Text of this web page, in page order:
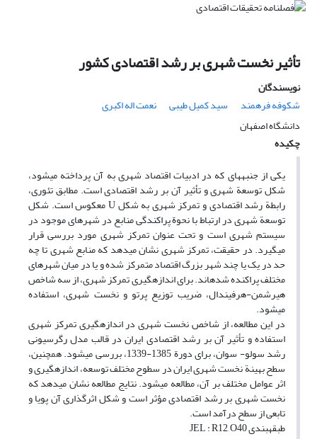
تأثیر نخست شهری بر رشد اقتصادی کشور
نویسندگان
شکوفه فرهمند
سید کمیل طیبی
نعمت اله اکبری
دانشگاه اصفهان
چکیده
یکی از جنبه‎های که در ادبیات اقتصاد شهری به آن پرداخته می‎شود،
شکل توسعة شهری و تأثیر آن بر رشد اقتصادی است. مطابق تئوری،
رابطة رشد اقتصادی و تمرکز شهری به شکل U معکوس است. شکل
توسعة شهری در ارتباط با نحوة پراکندگی منابع در شهرهای موجود در
سیستم شهری است و تحت عنوان تمرکز شهری مورد بررسی قرار
می‎گیرد. در حقیقت، تمرکز شهری نشان می‎دهد که منابع شهری تا چه
حد در یک یا چند شهر بزرگ اقتصاد متمرکز شده و یا در میان شهرهای
مختلف پراکنده شده‎اند. برای اندازه‎گیری تمرکز شهری، از سه شاخص
هیرشمن-هرفیندال، ضریب توزیع پرتو و نخست شهری، استفاده
می‎شود.
در این مطالعه، از شاخص نخست شهری در اندازه‎گیری تمرکز شهری
استفاده و تأثیر آن بر رشد اقتصادی ایران در قالب مدل رگرسیونی
رشد سولو- سوان، برای دورة 1385-1339، بررسی می‎شود. هم‎چنین،
سطح بهینة نخست شهری ایران در سطوح مختلف توسعه، اندازه‎گیری و
اثر عوامل مختلف بر آن، مطالعه می‎شود. نتایج مطالعه نشان می‎دهد که
نخست شهری بر رشد اقتصادی مؤثر است و شکل اثرگذاری آن پویا و
تابعی از سطح درآمد است.
طبقه‎بندی JEL : R12, O40